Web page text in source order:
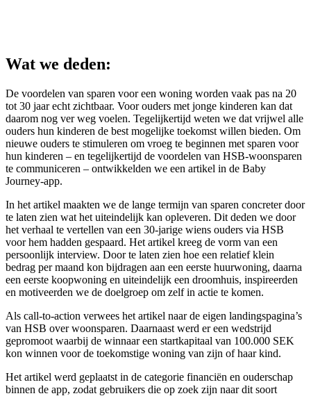
Wat we deden:
De voordelen van sparen voor een woning worden vaak pas na 20
tot 30 jaar echt zichtbaar. Voor ouders met jonge kinderen kan dat
daarom nog ver weg voelen. Tegelijkertijd weten we dat vrijwel alle
ouders hun kinderen de best mogelijke toekomst willen bieden. Om
nieuwe ouders te stimuleren om vroeg te beginnen met sparen voor
hun kinderen – en tegelijkertijd de voordelen van HSB-woonsparen
te communiceren – ontwikkelden we een artikel in de Baby
Journey-app.
In het artikel maakten we de lange termijn van sparen concreter door
te laten zien wat het uiteindelijk kan opleveren. Dit deden we door
het verhaal te vertellen van een 30-jarige wiens ouders via HSB
voor hem hadden gespaard. Het artikel kreeg de vorm van een
persoonlijk interview. Door te laten zien hoe een relatief klein
bedrag per maand kon bijdragen aan een eerste huurwoning, daarna
een eerste koopwoning en uiteindelijk een droomhuis, inspireerden
en motiveerden we de doelgroep om zelf in actie te komen.
Als call-to-action verwees het artikel naar de eigen landingspagina’s
van HSB over woonsparen. Daarnaast werd er een wedstrijd
gepromoot waarbij de winnaar een startkapitaal van 100.000 SEK
kon winnen voor de toekomstige woning van zijn of haar kind.
Het artikel werd geplaatst in de categorie financiën en ouderschap
binnen de app, zodat gebruikers die op zoek zijn naar dit soort